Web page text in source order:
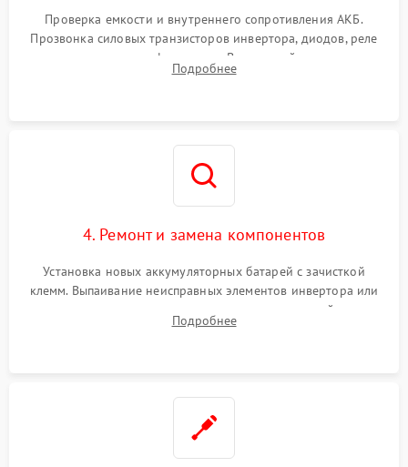
Проверка емкости и внутреннего сопротивления АКБ.
Прозвонка силовых транзисторов инвертора, диодов, реле
переключения и трансформатора. Визуальный поиск вздутых
конденсаторов и прогаров на печатной плате.
Подробнее
4. Ремонт и замена компонентов
Установка новых аккумуляторных батарей с зачисткой
клемм. Выпаивание неисправных элементов инвертора или
цепи зарядки и монтаж новых радиодеталей.
Восстановление поврежденных токоведущих дорожек и
Подробнее